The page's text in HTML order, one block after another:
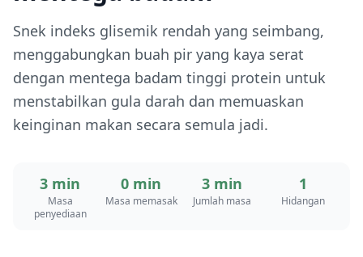
Snek indeks glisemik rendah yang seimbang,
menggabungkan buah pir yang kaya serat
dengan mentega badam tinggi protein untuk
menstabilkan gula darah dan memuaskan
keinginan makan secara semula jadi.
3 min
Masa
penyediaan
0 min
Masa memasak
3 min
Jumlah masa
1
Hidangan